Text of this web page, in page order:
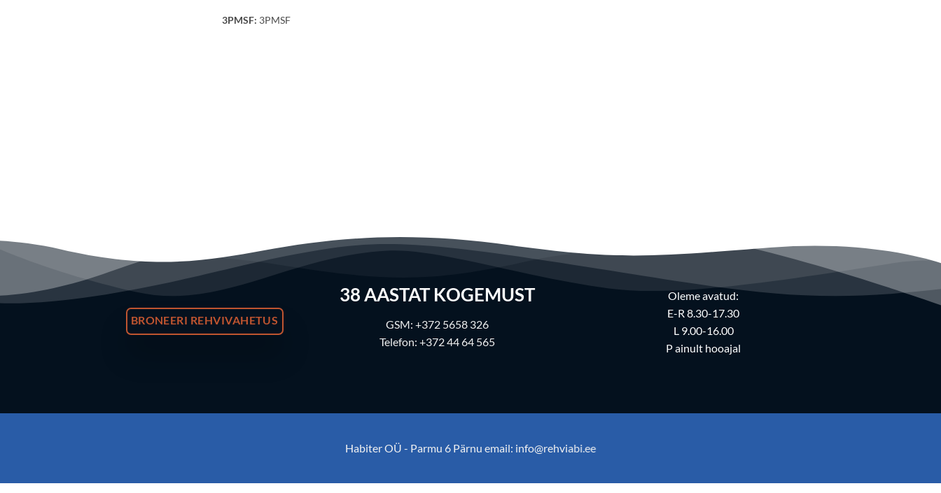
3PMSF: 3PMSF
BRONEERI REHVIVAHETUS
38 AASTAT KOGEMUST
GSM: +372 5658 326
Telefon: +372 44 64 565
Oleme avatud:
E-R 8.30-17.30
L 9.00-16.00
P ainult hooajal
Habiter OÜ - Parmu 6 Pärnu email: info@rehviabi.ee